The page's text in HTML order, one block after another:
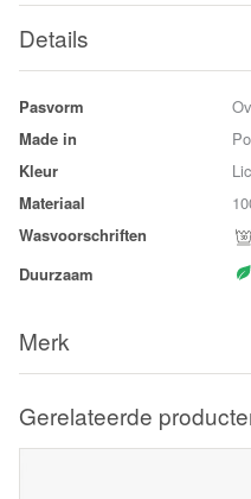
Details
Pasvorm
Made in
Kleur
Materiaal
Wasvoorschriften
Duurzaam
Merk
Gerelateerde